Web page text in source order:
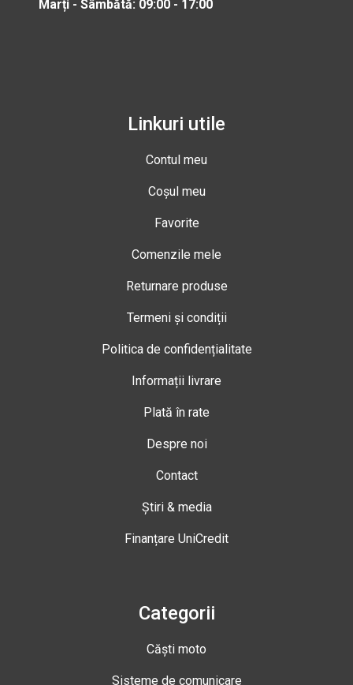
Marți - Sâmbătă: 09:00 - 17:00
Linkuri utile
Contul meu
Coșul meu
Favorite
Comenzile mele
Returnare produse
Termeni și condiții
Politica de confidențialitate
Informații livrare
Plată în rate
Despre noi
Contact
Știri & media
Finanțare UniCredit
Categorii
Căști moto
Sisteme de comunicare